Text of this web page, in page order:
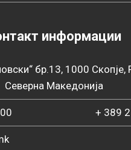
информации
бр.13, 1000 Скопје,
Северна Македонија
+ 389